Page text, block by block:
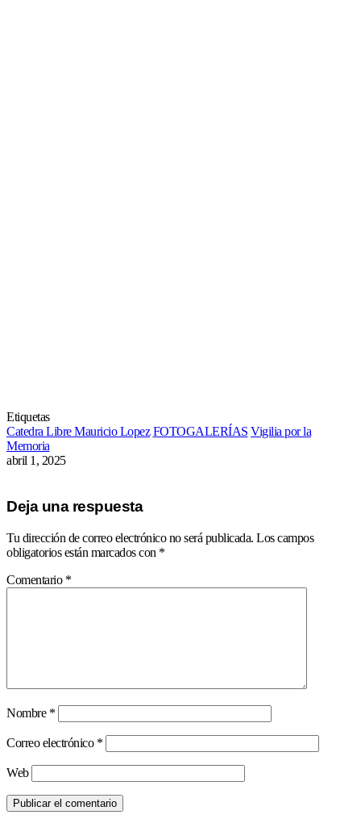
Etiquetas
Catedra Libre Mauricio Lopez FOTOGALERÍAS Vigilia por la
Memoria
abril 1, 2025
Deja una respuesta
Tu dirección de correo electrónico no será publicada. Los campos
obligatorios están marcados con *
Comentario *
Nombre *
Correo electrónico *
Web